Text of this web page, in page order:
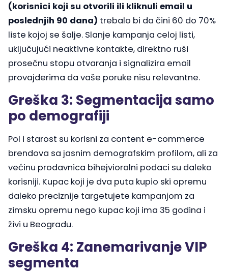
(korisnici koji su otvorili ili kliknuli email u
poslednjih 90 dana) trebalo bi da čini 60 do 70%
liste kojoj se šalje. Slanje kampanja celoj listi,
uključujući neaktivne kontakte, direktno ruši
prosečnu stopu otvaranja i signalizira email
provajderima da vaše poruke nisu relevantne.
Greška 3: Segmentacija samo
po demografiji
Pol i starost su korisni za content e-commerce
brendova sa jasnim demografskim profilom, ali za
većinu prodavnica bihejvioralni podaci su daleko
korisniji. Kupac koji je dva puta kupio ski opremu
daleko preciznije targetujete kampanjom za
zimsku opremu nego kupac koji ima 35 godina i
živi u Beogradu.
Greška 4: Zanemarivanje VIP
segmenta